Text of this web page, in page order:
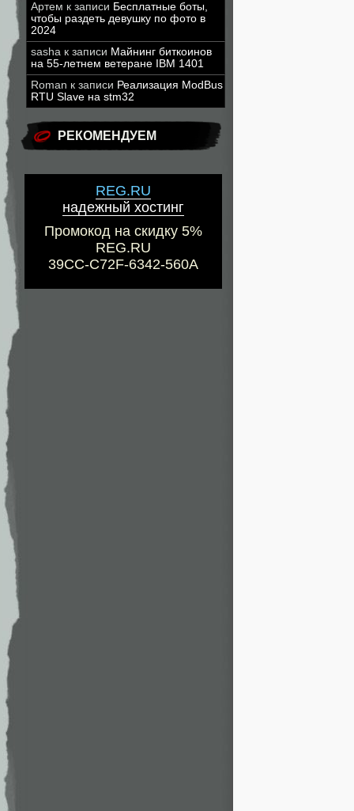
Артем к записи Бесплатные боты,
чтобы раздеть девушку по фото в
2024
sasha к записи Майнинг биткоинов
на 55-летнем ветеране IBM 1401
Roman к записи Реализация ModBus
RTU Slave на stm32
РЕКОМЕНДУЕМ
REG.RU
надежный хостинг
Промокод на скидку 5%
REG.RU
39CC-C72F-6342-560A